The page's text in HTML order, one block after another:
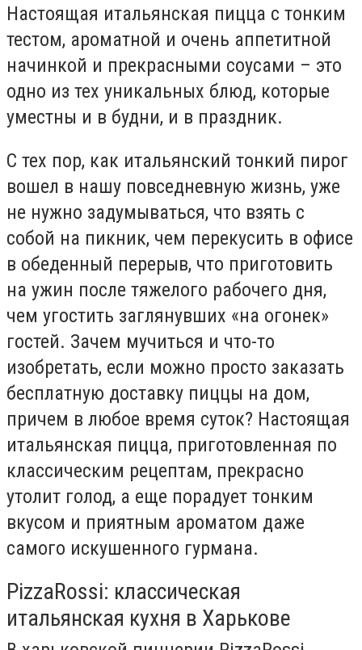
Настоящая итальянская пицца с тонким
тестом, ароматной и очень аппетитной
начинкой и прекрасными соусами – это
одно из тех уникальных блюд, которые
уместны и в будни, и в праздник.
С тех пор, как итальянский тонкий пирог
вошел в нашу повседневную жизнь, уже
не нужно задумываться, что взять с
собой на пикник, чем перекусить в офисе
в обеденный перерыв, что приготовить
на ужин после тяжелого рабочего дня,
чем угостить заглянувших «на огонек»
гостей. Зачем мучиться и что-то
изобретать, если можно просто заказать
бесплатную доставку пиццы на дом,
причем в любое время суток? Настоящая
итальянская пицца, приготовленная по
классическим рецептам, прекрасно
утолит голод, а еще порадует тонким
вкусом и приятным ароматом даже
самого искушенного гурмана.
PizzaRossi: классическая
итальянская кухня в Харькове